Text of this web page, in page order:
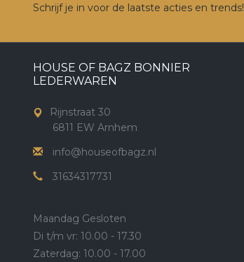
Schrijf je in voor de laatste acties en trends!
HOUSE OF BAGZ BONNIER
LEDERWAREN
Rijnstraat 30
6811 EW Arnhem
info@houseofbagz.nl
31634317731
Maandag Gesloten
Di t/m vr: 10.00 - 17.30
Zaterdag: 10.00 - 17.00